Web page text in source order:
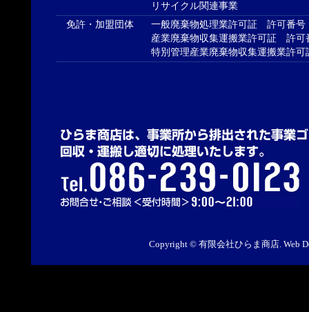
リサイクル関連事業
免許・加盟団体
一般廃棄物処理業許可証 許可番
産業廃棄物収集運搬業許可証 許可
特別管理産業廃棄物収集運搬業許
Copyright © 有限会社ひらま商店. Web